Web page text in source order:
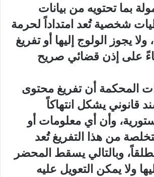
بما تحتويه من بيانات
شخصية تُعد امتداداً لحرمة
ولا يجوز الولوج إليها أو تفريغ
على إذن قضائي صريح
المحكمة أن تفريغ محتوى
قانوني يشكل انتهاكاً
وأن أي معلومات أو
من هذا التفريغ تُعد
وبالتالي يسقط المحضر
ولا يمكن التعويل عليه